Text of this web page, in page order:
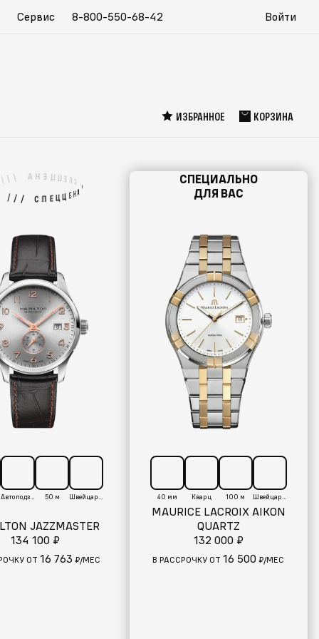
Сервис 8-800-550-68-42 Войти
ИЗБРАННОЕ КОРЗИНА
С П ЕЦЦ ЕНА
/
С
П
Е
Ц
Ц
Е
Н
А
/
/
/
/ / /
50 м
JAZZMASTER
134 100 ₽
ОТ16 763 ₽/МЕС
СПЕЦИАЛЬНО
ДЛЯ ВАС
40 мм Кварц 100 м
MAURICE LACROIX AIKON
QUARTZ
132 000 ₽
В РАССРОЧКУ ОТ16 500 ₽/МЕС